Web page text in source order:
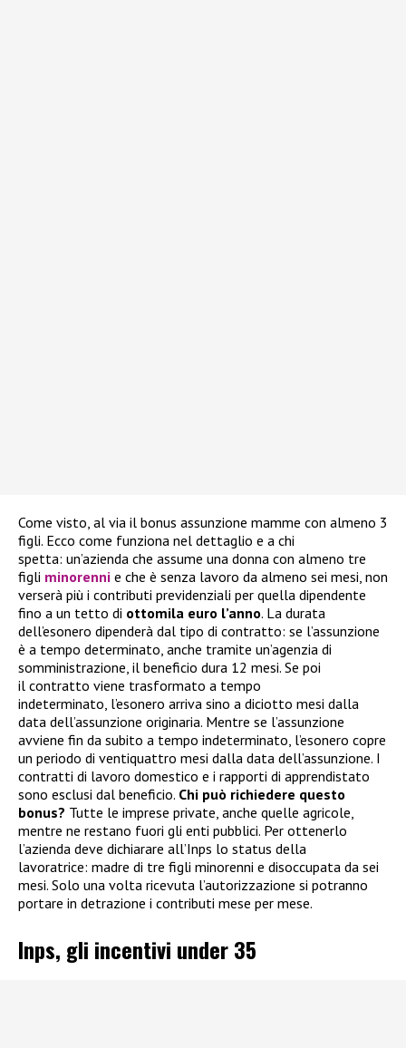
Come visto, al via il bonus assunzione mamme con almeno 3
figli. Ecco come funziona nel dettaglio e a chi
spetta: un’azienda che assume una donna con almeno tre
figli minorenni e che è senza lavoro da almeno sei mesi, non
verserà più i contributi previdenziali per quella dipendente
fino a un tetto di ottomila euro l’anno. La durata
dell’esonero dipenderà dal tipo di contratto: se l’assunzione
è a tempo determinato, anche tramite un’agenzia di
somministrazione, il beneficio dura 12 mesi. Se poi
il contratto viene trasformato a tempo
indeterminato, l’esonero arriva sino a diciotto mesi dalla
data dell’assunzione originaria. Mentre se l’assunzione
avviene fin da subito a tempo indeterminato, l’esonero copre
un periodo di ventiquattro mesi dalla data dell’assunzione. I
contratti di lavoro domestico e i rapporti di apprendistato
sono esclusi dal beneficio. Chi può richiedere questo
bonus? Tutte le imprese private, anche quelle agricole,
mentre ne restano fuori gli enti pubblici. Per ottenerlo
l’azienda deve dichiarare all’Inps lo status della
lavoratrice: madre di tre figli minorenni e disoccupata da sei
mesi. Solo una volta ricevuta l’autorizzazione si potranno
portare in detrazione i contributi mese per mese.
Inps, gli incentivi under 35